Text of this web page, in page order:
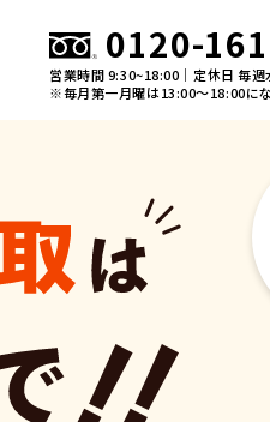
0120-
営業時間 9:30~18:00｜定休日 毎
※毎月第一月曜は13:00～18:00にな